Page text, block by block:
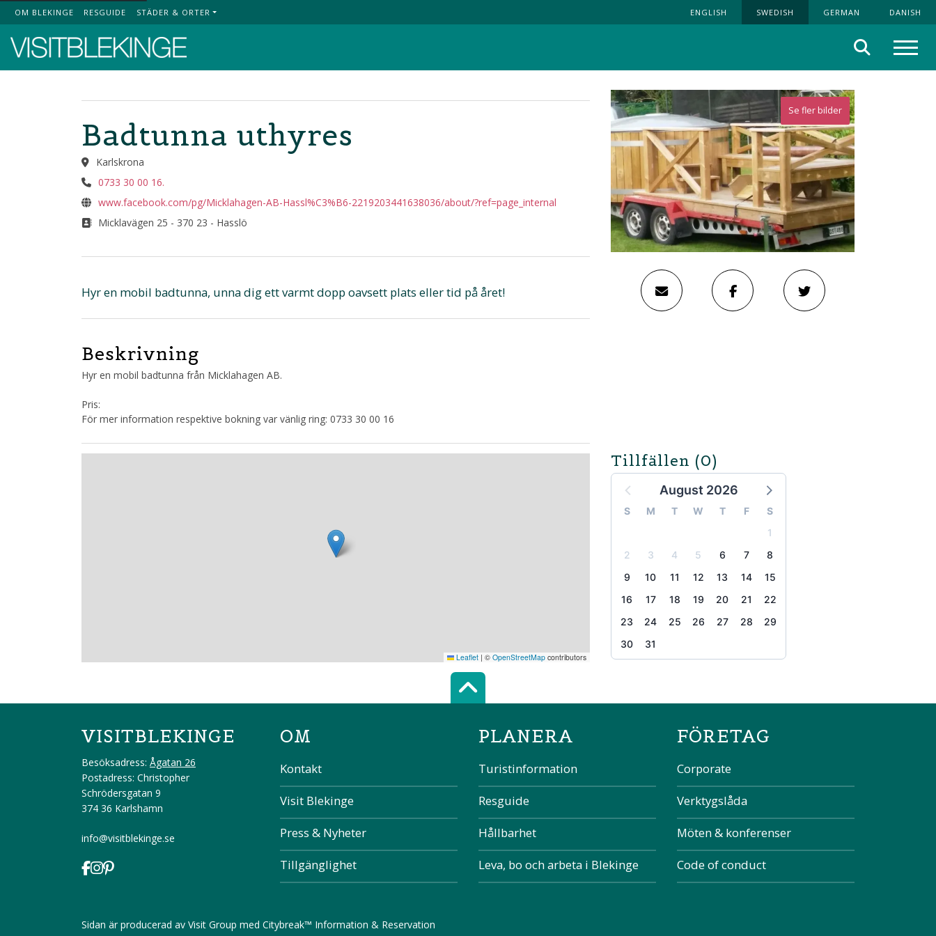
Top Menu
OM BLEKINGE RESGUIDE STÄDER & ORTER ENGLISH SWEDISH GERMAN DANISH
Sök
Se fler bilder
Badtunna uthyres
Karlskrona
0733 30 00 16.
www.facebook.com/pg/Micklahagen-AB-Hassl%C3%B6-2219203441638036/about/?ref=page_internal
Micklavägen 25 - 370 23 - Hasslö
Hyr en mobil badtunna, unna dig ett varmt dopp oavsett plats eller tid på året!
Beskrivning
Hyr en mobil badtunna från Micklahagen AB.
Pris:
För mer information respektive bokning var vänlig ring: 0733 30 00 16
Tillfällen (0)
August 2026
S M T W T F
S
1
2
3 4 5 6 7
8
9
10 11 12 13 14
15
16
17 18 19 20 21
22
23
24 25 26 27 28
29
30
31
Leaflet | © OpenStreetMap contributors
Scroll top of the page
VISITBLEKINGE
Besöksadress: Ågatan 26
Postadress: Christopher
Schrödersgatan 9
374 36 Karlshamn
info@visitblekinge.se
OM
Kontakt
Visit Blekinge
Press & Nyheter
Tillgänglighet
PLANERA
Turistinformation
Resguide
Hållbarhet
Leva, bo och arbeta i Blekinge
FÖRETAG
Corporate
Verktygslåda
Möten & konferenser
Code of conduct
Sidan är producerad av Visit Group med Citybreak™ Information & Reservation